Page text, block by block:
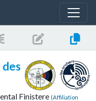
Finistere (Affiliation